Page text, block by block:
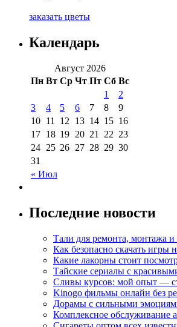
заказать цветы
Календарь
Август 2026
Пн Вт Ср Чт Пт Сб Вс
« Июл
1
2
3
4 5 6 7 8
9
10 11 12 13 14 15 16
17 18 19 20 21 22 23
24 25 26 27 28 29 30
31
Последние новости
Тали для ремонта, монтажа
Как безопасно скачать игры
Какие лакорны стоит
Тайские сериалы с
Сливы курсов: мой опыт —
Kinogo фильмы онлайн без
Дорамы с сильными
Комплексное обслуживание